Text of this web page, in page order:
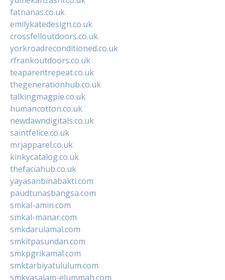
fatnanas.co.uk
emilykatedesign.co.uk
crossfelloutdoors.co.uk
yorkroadreconditioned.co.uk
rfrankoutdoors.co.uk
teaparentrepeat.co.uk
thegenerationhub.co.uk
talkingmagpie.co.uk
humancotton.co.uk
newdawndigitals.co.uk
saintfelice.co.uk
mrjapparel.co.uk
kinkycatalog.co.uk
thefaciahub.co.uk
yayasanbinabakti.com
paudtunasbangsa.com
smkal-amin.com
smkal-manar.com
smkdarulamal.com
smkitpasundan.com
smkpgrikamal.com
smktarbiyatululum.com
smkyasalam-elummah.com